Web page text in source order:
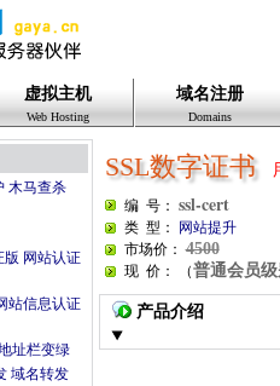
虚拟主机
Web Hosting
域名注册
Domains
木马查杀
版 网站认证
站信息认证
址栏变绿
域名转发
SSL数字证书
编 号： ssl-cert
类 型：
网站提升
市场价：4500
现 价： （普通会员级
产品介绍